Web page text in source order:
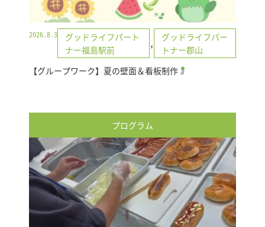
2026.8.3
グッドライフパート
ナー福島駅前
,
グッドライフパー
トナー郡山
【グループワーク】夏の壁面＆看板制作
プログラム